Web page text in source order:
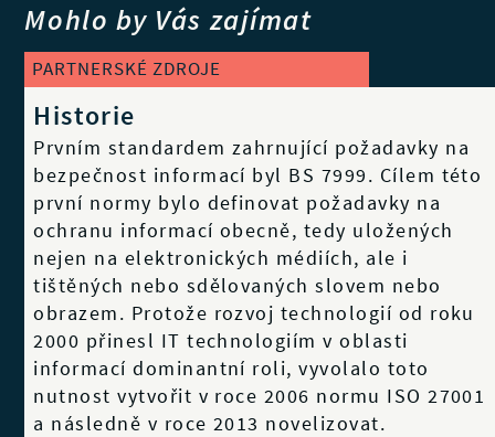
Mohlo by Vás zajímat
PARTNERSKÉ ZDROJE
Historie
Prvním standardem zahrnující požadavky na
bezpečnost informací byl BS 7999. Cílem této
první normy bylo definovat požadavky na
ochranu informací obecně, tedy uložených
nejen na elektronických médiích, ale i
tištěných nebo sdělovaných slovem nebo
obrazem. Protože rozvoj technologií od roku
2000 přinesl IT technologiím v oblasti
informací dominantní roli, vyvolalo toto
nutnost vytvořit v roce 2006 normu ISO 27001
a následně v roce 2013 novelizovat.